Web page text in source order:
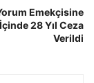
Emekçisine
28 Yıl Ceza
Verildi